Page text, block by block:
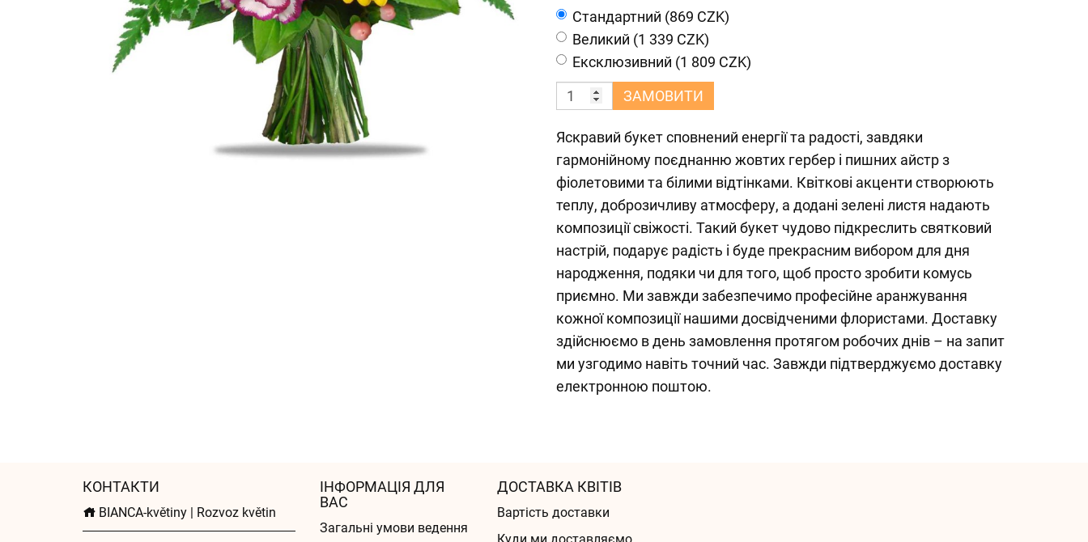
Cтандартний (869 CZK)
Великий (1 339 CZK)
Ексклюзивний (1 809 CZK)
ЗАМОВИТИ
Яскравий букет сповнений енергії та радості, завдяки
гармонійному поєднанню жовтих гербер і пишних айстр з
фіолетовими та білими відтінками. Квіткові акценти створюють
теплу, доброзичливу атмосферу, а додані зелені листя надають
композиції свіжості. Такий букет чудово підкреслить святковий
настрій, подарує радість і буде прекрасним вибором для дня
народження, подяки чи для того, щоб просто зробити комусь
приємно. Ми завжди забезпечимо професійне аранжування
кожної композиції нашими досвідченими флористами. Доставку
здійснюємо в день замовлення протягом робочих днів – на запит
ми узгодимо навіть точний час. Завжди підтверджуємо доставку
електронною поштою.
КОНТАКТИ
BIANCA-květiny | Rozvoz květin
ІНФОРМАЦІЯ ДЛЯ
ВАС
Загальні умови ведення
ДОСТАВКА КВІТІВ
Вартість доставки